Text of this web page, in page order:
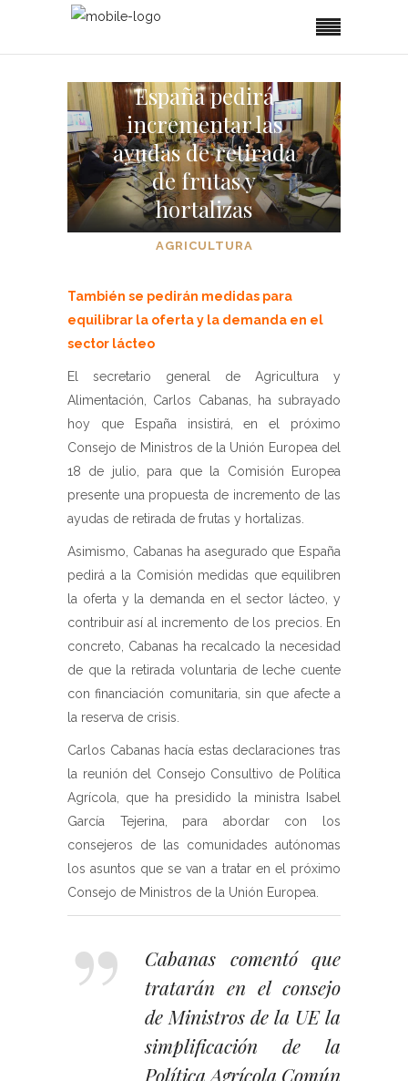
España pedirá
incrementar las
ayudas de retirada
de frutas y
hortalizas
AGRICULTURA
También se pedirán medidas para
equilibrar la oferta y la demanda en el
sector lácteo
El secretario general de Agricultura y
Alimentación, Carlos Cabanas, ha subrayado
hoy que España insistirá, en el próximo
Consejo de Ministros de la Unión Europea del
18 de julio, para que la Comisión Europea
presente una propuesta de incremento de las
ayudas de retirada de frutas y hortalizas.
Asimismo, Cabanas ha asegurado que España
pedirá a la Comisión medidas que equilibren
la oferta y la demanda en el sector lácteo, y
contribuir así al incremento de los precios. En
concreto, Cabanas ha recalcado la necesidad
de que la retirada voluntaria de leche cuente
con financiación comunitaria, sin que afecte a
la reserva de crisis.
Carlos Cabanas hacía estas declaraciones tras
la reunión del Consejo Consultivo de Política
Agrícola, que ha presidido la ministra Isabel
García Tejerina, para abordar con los
consejeros de las comunidades autónomas
los asuntos que se van a tratar en el próximo
Consejo de Ministros de la Unión Europea.
Cabanas comentó que
tratarán en el consejo
de Ministros de la UE la
simplificación de la
Política Agrícola Común